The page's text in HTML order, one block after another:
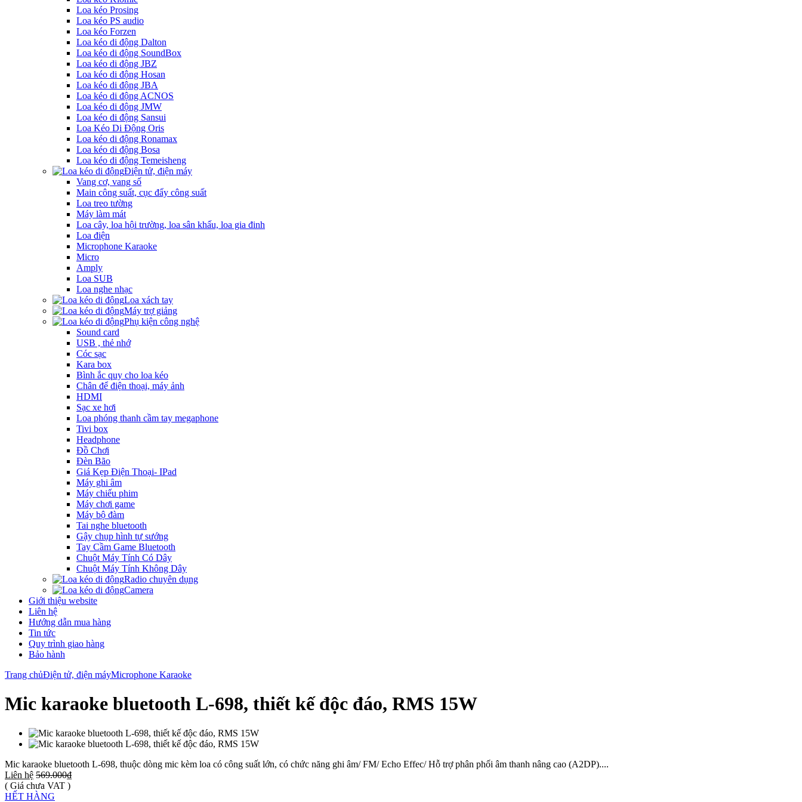
Loa kéo Prosing
Loa kéo PS audio
Loa kéo Forzen
Loa kéo di động Dalton
Loa kéo di động SoundBox
Loa kéo di động JBZ
Loa kéo di động Hosan
Loa kéo di động JBA
Loa kéo di động ACNOS
Loa kéo di động JMW
Loa kéo di động Sansui
Loa Kéo Di Động Oris
Loa kéo di động Ronamax
Loa kéo di động Bosa
Loa kéo di động Temeisheng
Điện tử, điện máy
Vang cơ, vang số
Main công suất, cục đẩy công suất
Loa treo tường
Máy làm mát
Loa cây, loa hội trường, loa sân khấu, loa gia đinh
Loa điện
Microphone Karaoke
Micro
Amply
Loa SUB
Loa nghe nhạc
Loa xách tay
Máy trợ giảng
Phụ kiện công nghệ
Sound card
USB , thẻ nhớ
Cóc sạc
Kara box
Bình ắc quy cho loa kéo
Chân để điện thoại, máy ảnh
HDMI
Sạc xe hơi
Loa phóng thanh cầm tay megaphone
Tivi box
Headphone
Đồ Chơi
Đèn Bão
Giá Kẹp Điện Thoại- IPad
Máy ghi âm
Máy chiếu phim
Máy chơi game
Máy bộ đàm
Tai nghe bluetooth
Gậy chụp hình tự sướng
Tay Cầm Game Bluetooth
Chuột Máy Tính Có Dây
Chuột Máy Tính Không Dây
Radio chuyên dụng
Camera
Giới thiệu website
Liên hệ
Hướng dẫn mua hàng
Tin tức
Quy trình giao hàng
Bảo hành
Trang chủĐiện tử, điện máyMicrophone Karaoke
Mic karaoke bluetooth L-698, thiết kế độc đáo, RMS 15W
Mic karaoke bluetooth L-698, thuộc dòng mic kèm loa có công suất lớn, có chức năng ghi âm/ FM/ Echo Effec/ Hỗ trợ phân phối âm thanh nâng cao (A2DP)....
Liên hệ 569.000₫
( Giá chưa VAT )
HẾT HÀNG